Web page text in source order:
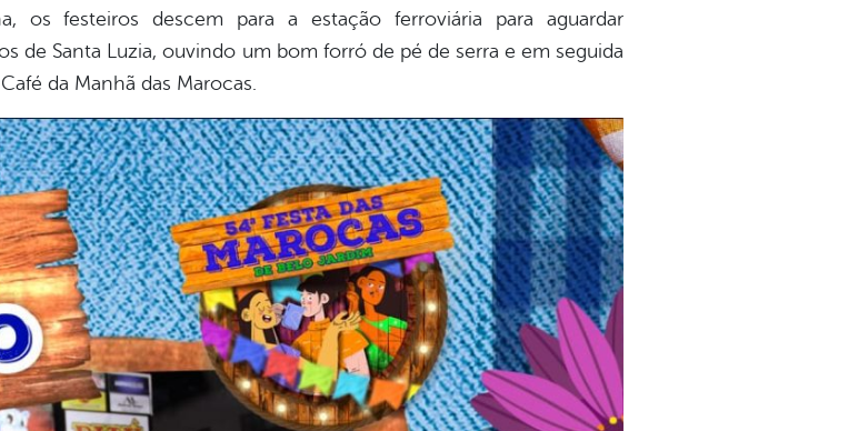
os festeiros descem para a estação ferroviária para aguardar
de Santa Luzia, ouvindo um bom forró de pé de serra e em seguida
da Manhã das Marocas.